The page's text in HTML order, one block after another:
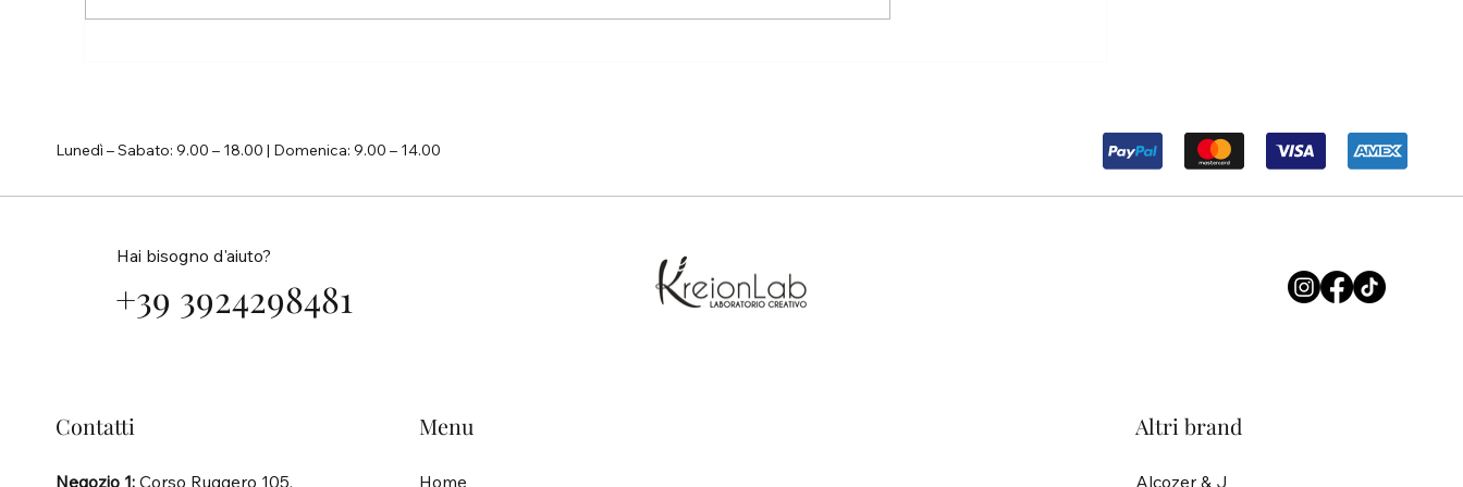
Contatti
Negozio 1: Corso Ruggero 105,
Menu
Home
Altri brand
Alcozer & J
Hai bisogno d'aiuto?
+39 3924298481
Lunedì – Sabato: 9.00 – 18.00 | Domenica: 9.00 – 14.00